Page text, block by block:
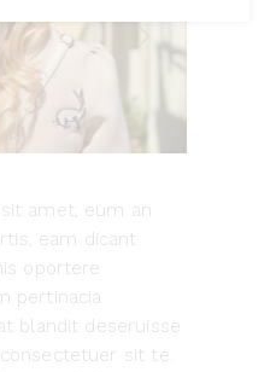
amet, eum an
eam dicant
oportere
pertinacia
blandit deseruisse
sit te.